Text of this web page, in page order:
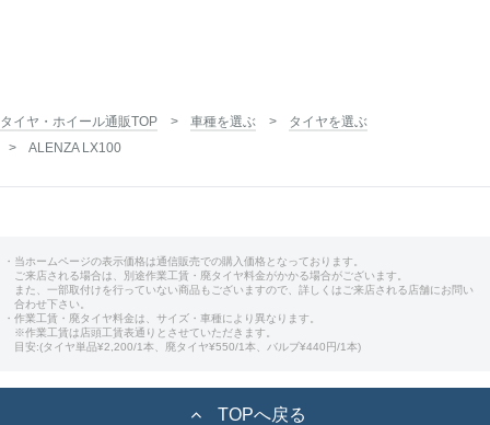
タイヤ・ホイール通販TOP 車種を選ぶ
タイヤを選ぶ
ALENZA LX100
・当ホームページの表示価格は通信販売での購入価格となっております。
ご来店される場合は、別途作業工賃・廃タイヤ料金がかかる場合がございます。
また、一部取付けを行っていない商品もございますので、詳しくはご来店される店舗にお問い
合わせ下さい。
・作業工賃・廃タイヤ料金は、サイズ・車種により異なります。
※作業工賃は店頭工賃表通りとさせていただきます。
目安:(タイヤ単品¥2,200/1本、廃タイヤ¥550/1本、バルブ¥440円/1本)
TOPへ戻る